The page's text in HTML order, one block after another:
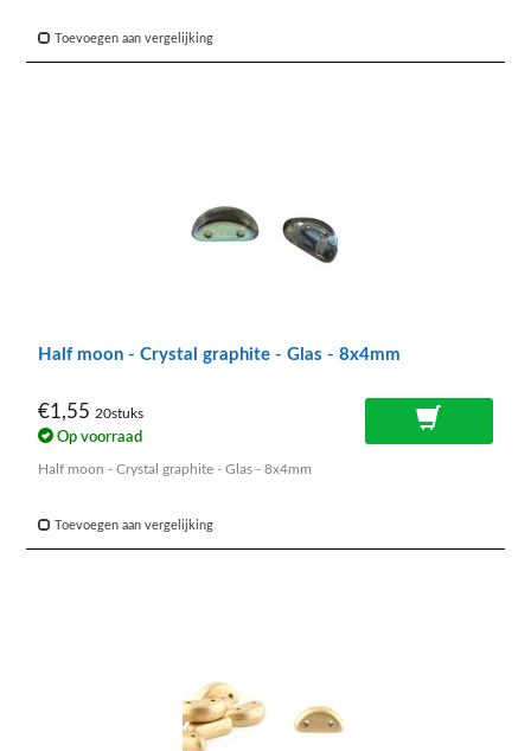
Toevoegen aan vergelijking
Half moon - Crystal graphite - Glas - 8x4mm
€1,55 20stuks
Op voorraad
Half moon - Crystal graphite - Glas - 8x4mm
Toevoegen aan vergelijking